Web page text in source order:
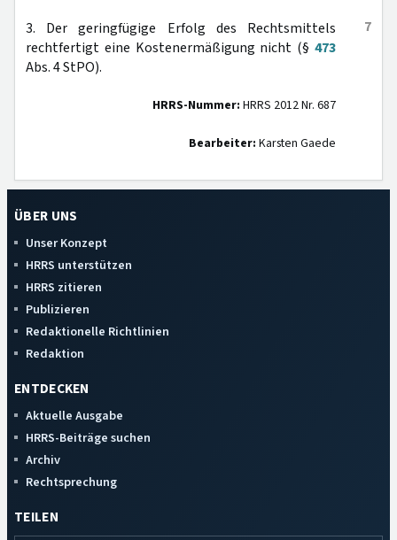
7
3. Der geringfügige Erfolg des Rechtsmittels
rechtfertigt eine Kostenermäßigung nicht (§ 473
Abs. 4 StPO).
HRRS-Nummer: HRRS 2012 Nr. 687
Bearbeiter: Karsten Gaede
ÜBER UNS
Unser Konzept
HRRS unterstützen
HRRS zitieren
Publizieren
Redaktionelle Richtlinien
Redaktion
ENTDECKEN
Aktuelle Ausgabe
HRRS-Beiträge suchen
Archiv
Rechtsprechung
TEILEN